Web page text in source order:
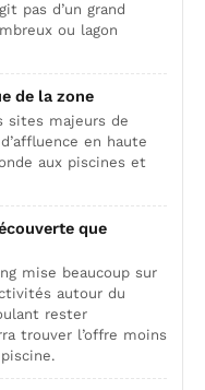
pas d’un grand
ou lagon
de la zone
sites majeurs de
en haute
aux piscines et
que
mise beaucoup sur
autour du
rester
trouver l’offre moins